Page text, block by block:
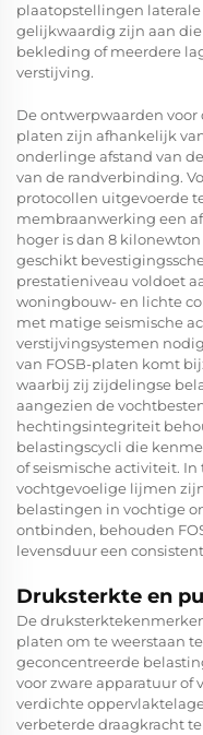
plaatopstellingen
gelijkwaardig zijn aan
bekleding of meerdere
verstijving.
De ontwerpwaarden
platen zijn afhankelijk
onderlinge afstand van
van de randverbinding.
protocollen uitgevoerde
membraanwerking een
hoger is dan 8
geschikt
prestatieniveau voldoet
woningbouw- en lichte
met matige seismische
verstijvingsystemen
van FOSB-platen komt
waarbij zij zijdelingse
aangezien de
hechtingsintegriteit
belastingscycli die
of seismische activiteit.
vochtgevoelige lijmen
belastingen in vochtige
ontbinden, behouden
levensduur een
Druksterkte en
De
platen om te weerstaan
geconcentreerde
voor zware apparatuur of
verdichte
verbeterde draagkracht